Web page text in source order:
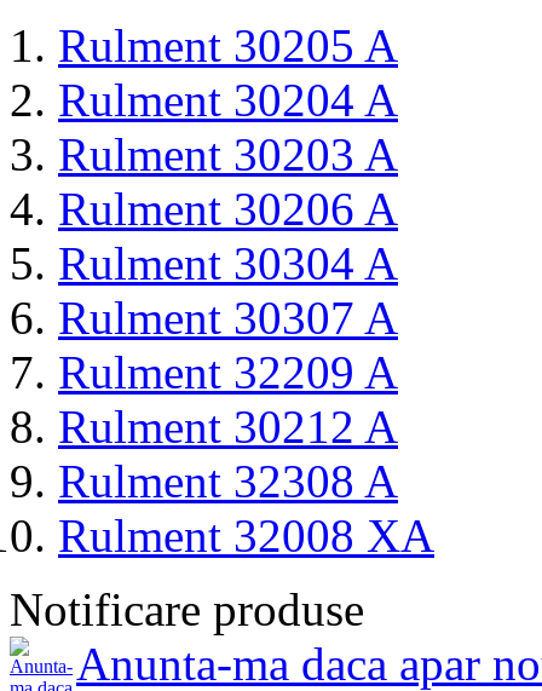
Rulment 30205 A
Rulment 30204 A
Rulment 30203 A
Rulment 30206 A
Rulment 30304 A
Rulment 30307 A
Rulment 32209 A
Rulment 30212 A
Rulment 32308 A
Rulment 32008 XA
Notificare produse
Anunta-ma daca apar